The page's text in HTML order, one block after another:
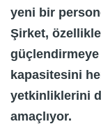
yeni bir
Şirket, özellikle
güçlendirmeye
kapasitesini
yetkinliklerini
amaçlıyor.